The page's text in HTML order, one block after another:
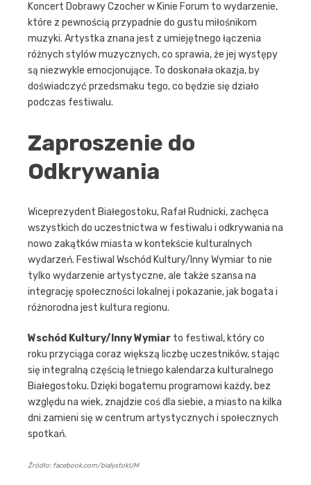
Koncert Dobrawy Czocher w Kinie Forum to wydarzenie,
które z pewnością przypadnie do gustu miłośnikom
muzyki. Artystka znana jest z umiejętnego łączenia
różnych stylów muzycznych, co sprawia, że jej występy
są niezwykle emocjonujące. To doskonała okazja, by
doświadczyć przedsmaku tego, co będzie się działo
podczas festiwalu.
Zaproszenie do
Odkrywania
Wiceprezydent Białegostoku, Rafał Rudnicki, zachęca
wszystkich do uczestnictwa w festiwalu i odkrywania na
nowo zakątków miasta w kontekście kulturalnych
wydarzeń. Festiwal Wschód Kultury/Inny Wymiar to nie
tylko wydarzenie artystyczne, ale także szansa na
integrację społeczności lokalnej i pokazanie, jak bogata i
różnorodna jest kultura regionu.
Wschód Kultury/Inny Wymiar to festiwal, który co
roku przyciąga coraz większą liczbę uczestników, stając
się integralną częścią letniego kalendarza kulturalnego
Białegostoku. Dzięki bogatemu programowi każdy, bez
względu na wiek, znajdzie coś dla siebie, a miasto na kilka
dni zamieni się w centrum artystycznych i społecznych
spotkań.
Źródło: facebook.com/bialystokUM